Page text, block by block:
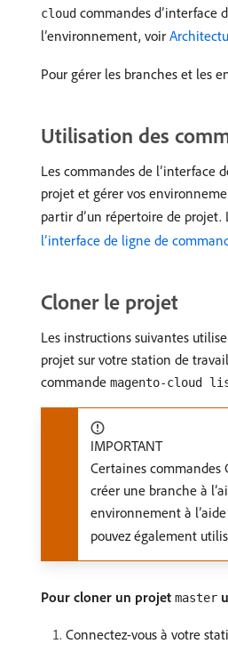
cloud commandes d’interface
l’environnement, voir
Pour gérer les branches et les
Utilisation des
Les commandes de l’interface
projet et gérer vos
partir d’un répertoire de projet.
l’interface de ligne de
Cloner le projet
Les instructions suivantes
projet sur votre station de
commande magento-cloud
IMPORTANT
Certaines commandes
créer une branche à
environnement à
pouvez également
Pour cloner un projet master
Connectez-vous à votre